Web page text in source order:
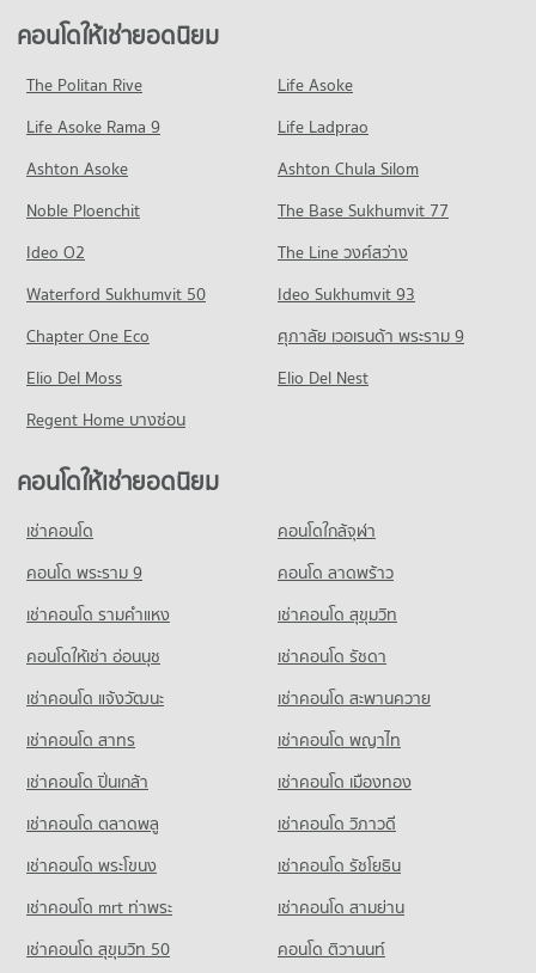
17 โครงการ
คอนโดให้เช่า รร.สาธิตม.ราชภัฏนครปฐม
มีคอนโดให้เช่า 4 ประกาศ
มีคอนโดขาย 43 ประกาศ
คอนโด ม.ราชภัฏนครปฐม
17 โครงการ
คอนโดให้เช่า ม.ราชภัฏนครปฐม
มีคอนโดให้เช่า 4 ประกาศ
ขายคอนโด ม.ราชภัฏนครปฐม
มีคอนโดขาย 42 ประกาศ
คอนโด แม็คโคร นครปฐม
มีคอนโดให้เช่า 1 ประกาศ
ขายคอนโด แม็คโคร นครปฐม
ขายคอนโด พระปฐมเจดีย์
มีคอนโดขาย 46 ประกาศ
คอนโดให้เช่า รพ.สินแพทย์ นครปฐม
มีคอนโดให้เช่า 0 ประกาศ
ขายคอนโด รพ.สินแพทย์ นครปฐม
21 โครงการ
คอนโดให้เช่า รพ.กรุงเทพสนามจันทร์
มีคอนโดขาย 47 ประกาศ
คอนโดให้เช่ายอดนิยม
The Politan Rive
Life Asoke
Life Asoke Rama 9
Life Ladprao
Ashton Asoke
Ashton Chula Silom
Noble Ploenchit
The Base Sukhumvit 77
Ideo O2
The Line วงศ์สว่าง
Waterford Sukhumvit 50
Ideo Sukhumvit 93
Chapter One Eco
ศุภาลัย เวอเรนด้า พระราม 9
Elio Del Moss
Elio Del Nest
Regent Home บางซ่อน
คอนโดให้เช่ายอดนิยม
เช่าคอนโด
คอนโดใกล้จุฬา
คอนโด พระราม 9
คอนโด ลาดพร้าว
เช่าคอนโด รามคําแหง
เช่าคอนโด สุขุมวิท
คอนโดให้เช่า อ่อนนุช
เช่าคอนโด รัชดา
เช่าคอนโด แจ้งวัฒนะ
เช่าคอนโด สะพานควาย
เช่าคอนโด สาทร
เช่าคอนโด พญาไท
เช่าคอนโด ปิ่นเกล้า
เช่าคอนโด เมืองทอง
เช่าคอนโด ตลาดพลู
เช่าคอนโด วิภาวดี
เช่าคอนโด พระโขนง
เช่าคอนโด รัชโยธิน
เช่าคอนโด mrt ท่าพระ
เช่าคอนโด สามย่าน
เช่าคอนโด สุขุมวิท 50
คอนโด ติวานนท์